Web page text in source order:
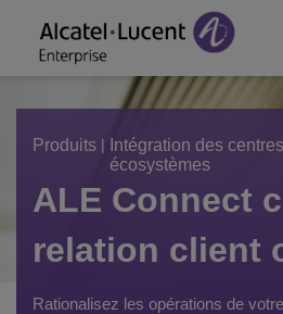
Produits |
Intégration des
écosystèmes
ALE Connect
relation client
Rationalisez les opérations de